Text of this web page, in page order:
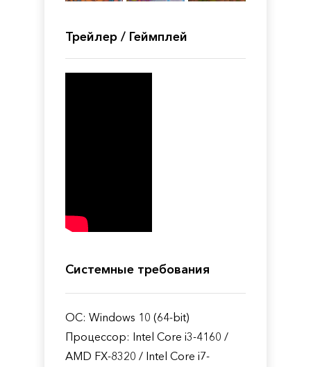
Трейлер / Геймплей
Системные требования
ОС: Windows 10 (64-bit)
Процессор: Intel Core i3-4160 /
AMD FX-8320 / Intel Core i7-